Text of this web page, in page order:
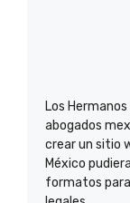
Los
abogados
crear un sitio
México
formatos